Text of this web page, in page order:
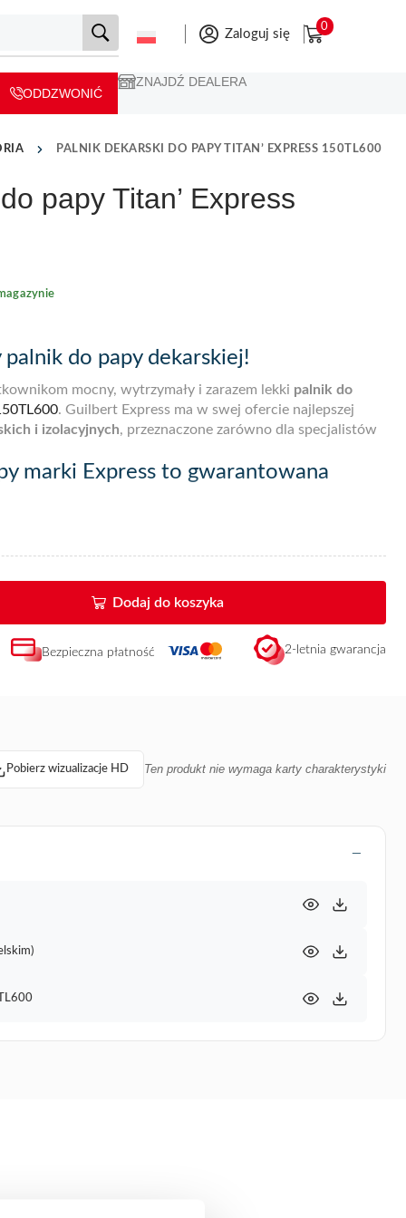
Zaloguj się
0
ODDZWONIĆ
ZNAJDŹ DEALERA
PALNIK DEKARSKI DO PAPY TITAN’ EXPRESS 150TL600
papy Titan’ Express
do papy dekarskiej!
mocny, wytrzymały i zarazem lekki palnik do
. Guilbert Express ma w swej ofercie najlepszej
i izolacyjnych, przeznaczone zarówno dla specjalistów
marki Express to gwarantowana
z kielicha nr
stu lat doświadczenia w dziedzinie produkcji
Zapraszamy do zakupu praktycznych i skutecznych
Pełny wybór naszych produktów jest dostępny u stałych
do zobaczenia! Ta referencja, dostępna w sprzedaży online,
w ciągu 72 godzin od otrzymania płatności.
Dodaj do koszyka
Bezpieczna płatność 2-letnia gwarancja
Pobierz wizualizacje HD Ten produkt nie wymaga karty charakterystyki